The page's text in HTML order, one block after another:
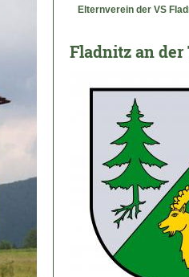
Elternverein der VS
Fladnitz an